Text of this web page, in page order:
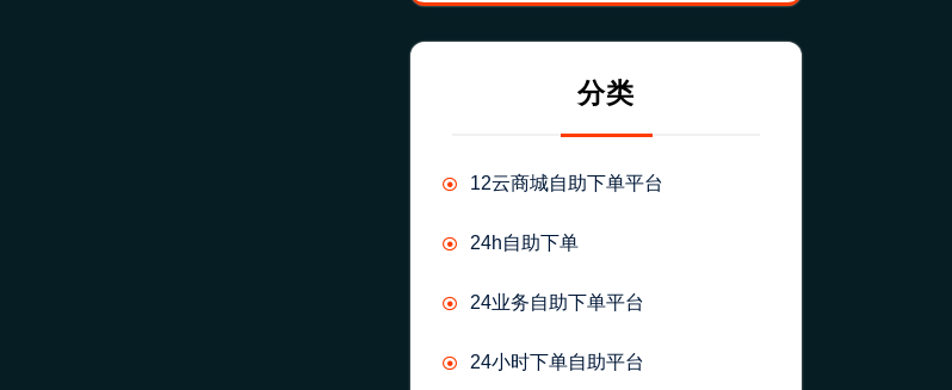
分类
12云商城自助下单平台
24h自助下单
24业务自助下单平台
24小时下单自助平台